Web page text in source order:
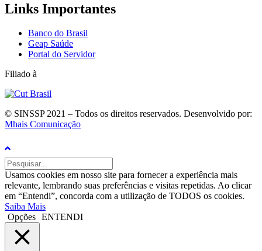
Links Importantes
Banco do Brasil
Geap Saúde
Portal do Servidor
Filiado à
© SINSSP 2021 – Todos os direitos reservados. Desenvolvido por:
Mhais Comunicação
Usamos cookies em nosso site para fornecer a experiência mais
relevante, lembrando suas preferências e visitas repetidas. Ao clicar
em “Entendi”, concorda com a utilização de TODOS os cookies.
Saiba Mais
Opções ENTENDI